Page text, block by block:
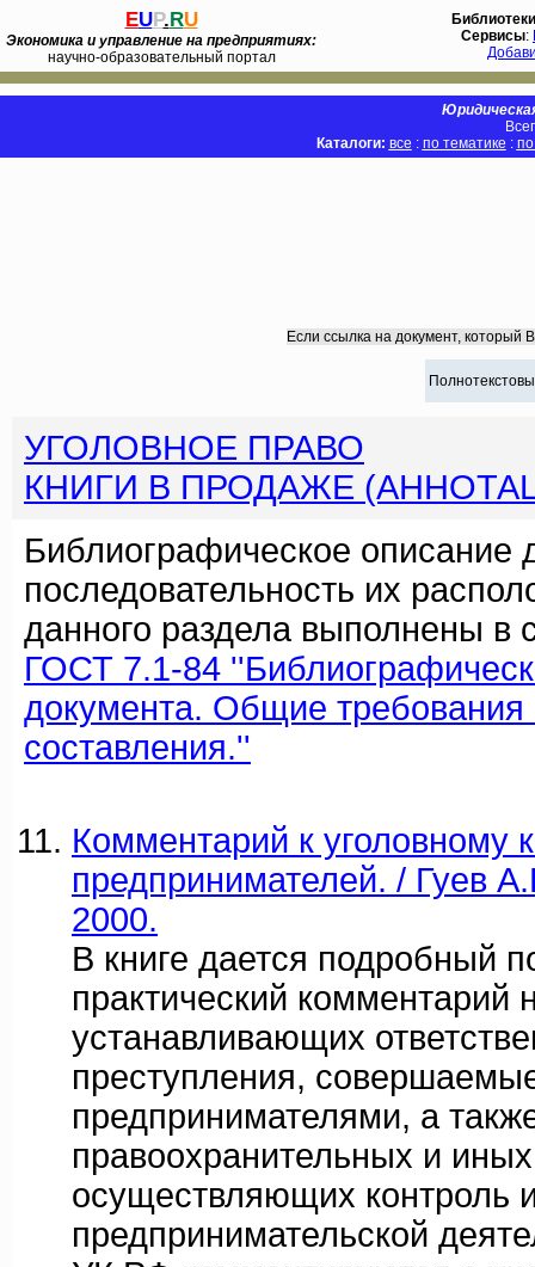
EUP.RU
Экономика и управление на предприятиях:
научно-образовательный портал
Библиотеки
Сервисы:
Каталоги: все : по тематике :
Если ссылка на документ, который
УГОЛОВНОЕ ПРАВО
КНИГИ В ПРОДАЖЕ
Библиографическое описание
последовательность их
данного раздела выполнены в
ГОСТ 7.1-84
документа. Общие требования
составления.''
Комментарий к уголовному
предпринимателей. / Гуев
2000.
В книге дается подробный
практический
устанавливающих
преступления,
предпринимателями, а
правоохранительных и
осуществляющих контроль
предпринимательской